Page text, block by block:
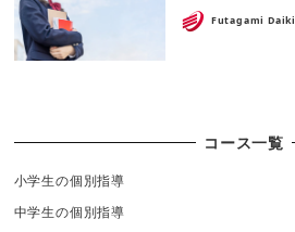
Futagami Daiki
コース一覧
小学生の個別指導
中学生の個別指導